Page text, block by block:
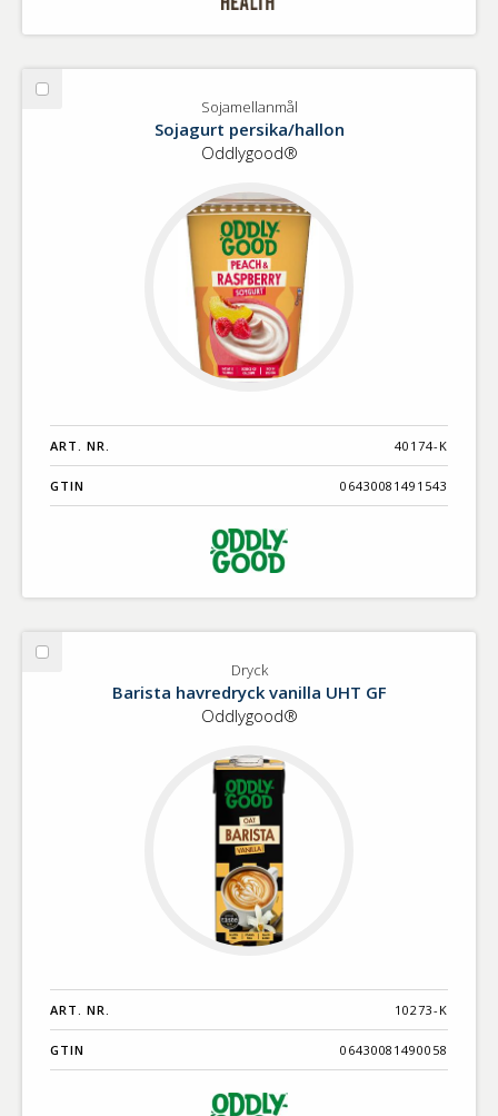
Välj
Sojamellanmål
Sojagurt persika/hallon
Oddlygood®
ART. NR. 40174-K
GTIN 06430081491543
Välj
Dryck
Barista havredryck vanilla UHT GF
Oddlygood®
ART. NR. 10273-K
GTIN 06430081490058